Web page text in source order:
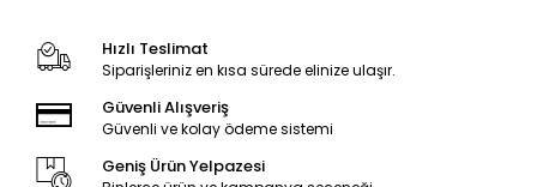
Hızlı Teslimat
Siparişleriniz en kısa sürede elinize ulaşır.
Güvenli Alışveriş
Güvenli ve kolay ödeme sistemi
Geniş Ürün Yelpazesi